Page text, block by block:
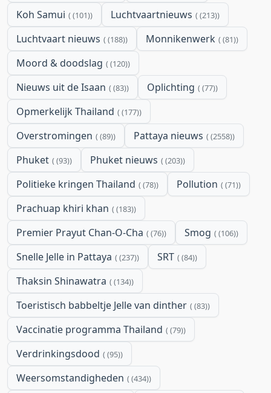
Koh Samui (101) Luchtvaartnieuws (213)
Luchtvaart nieuws (188) Monnikenwerk (81)
Moord & doodslag (120)
Nieuws uit de Isaan (83) Oplichting (77)
Opmerkelijk Thailand (177)
Overstromingen (89) Pattaya nieuws (2558)
Phuket (93) Phuket nieuws (203)
Politieke kringen Thailand (78) Pollution (71)
Prachuap khiri khan (183)
Premier Prayut Chan-O-Cha (76) Smog (106)
Snelle Jelle in Pattaya (237) SRT (84)
Thaksin Shinawatra (134)
Toeristisch babbeltje Jelle van dinther (83)
Vaccinatie programma Thailand (79)
Verdrinkingsdood (95)
Weersomstandigheden (434)